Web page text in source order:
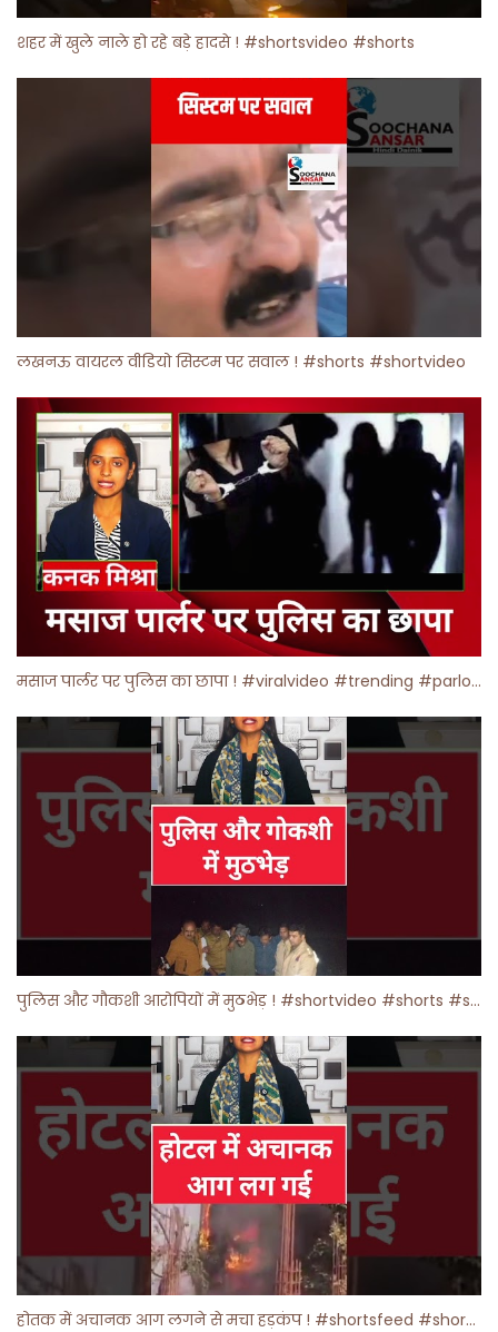
शहर में खुले नाले हो रहे बड़े हादसे ! #shortsvideo #shorts
लखनऊ वायरल वीडियो सिस्टम पर सवाल ! #shorts #shortvideo
मसाज पार्लर पर पुलिस का छापा ! #viralvideo #trending #parlour
पुलिस और गौकशी आरोपियों में मुठभेड़ ! #shortvideo #shorts #shortsfeed
होतक में अचानक आग लगने से मचा हड़कंप ! #shortsfeed #shorts #viralshorts